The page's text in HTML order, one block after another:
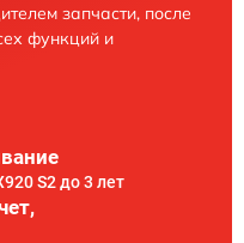
запчасти, после
функций и
S2 до 3 лет